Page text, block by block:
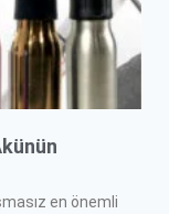
en önemli